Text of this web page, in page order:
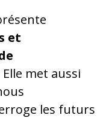
et
Elle met aussi
les futurs